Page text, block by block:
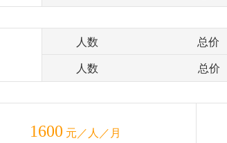
人数 总价
人数 总价
1600 元／人／月